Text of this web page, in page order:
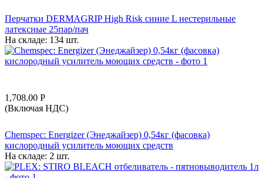
Перчатки DERMAGRIP High Risk синие L нестерильные
латексные 25пар/пач
На складе: 134 шт.
1,708.00 Р
(Включая НДС)
Chemspec: Energizer (Энеджайзер) 0,54кг (фасовка)
кислородный усилитель моющих средств
На складе: 2 шт.